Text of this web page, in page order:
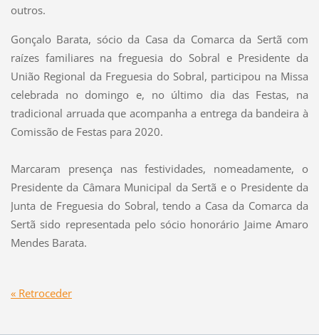
outros.
Gonçalo Barata, sócio da Casa da Comarca da Sertã com
raízes familiares na freguesia do Sobral e Presidente da
União Regional da Freguesia do Sobral, participou na Missa
celebrada no domingo e, no último dia das Festas, na
tradicional arruada que acompanha a entrega da bandeira à
Comissão de Festas para 2020.
Marcaram presença nas festividades, nomeadamente, o
Presidente da Câmara Municipal da Sertã e o Presidente da
Junta de Freguesia do Sobral, tendo a Casa da Comarca da
Sertã sido representada pelo sócio honorário Jaime Amaro
Mendes Barata.
« Retroceder